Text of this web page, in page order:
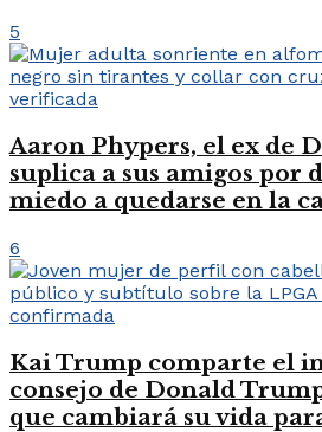
5
Aaron Phypers, el ex de
suplica a sus amigos por
miedo a quedarse en la
6
Kai Trump comparte el
consejo de Donald
que cambiará su vida